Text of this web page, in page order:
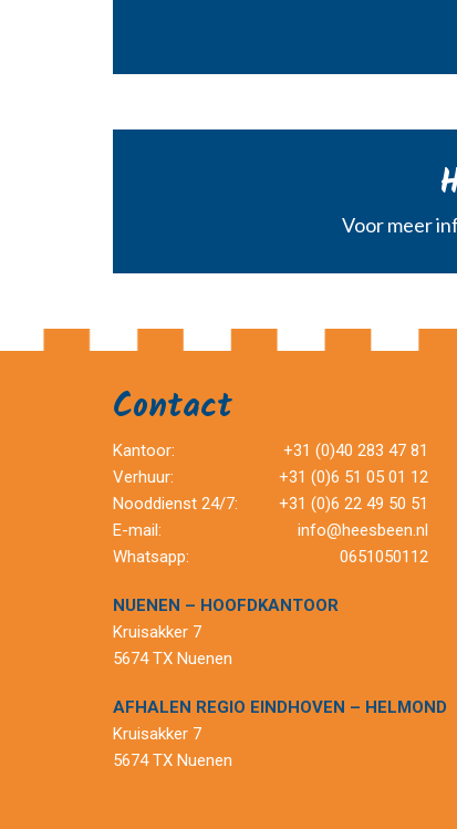
Voor meer
Contact
Kantoor:
+31 (0)40 283 47 81
Verhuur:
+31 (0)6 51 05 01 12
Nooddienst 24/7:
+31 (0)6 22 49 50 51
E-mail:
info@heesbeen.nl
Whatsapp:
0651050112
NUENEN – HOOFDKANTOOR
Kruisakker 7
5674 TX Nuenen
AFHALEN REGIO EINDHOVEN – HELMOND
Kruisakker 7
5674 TX Nuenen